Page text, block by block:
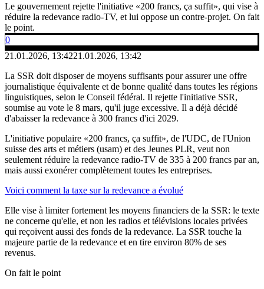
Le gouvernement rejette l'initiative «200 francs, ça suffit», qui vise à
réduire la redevance radio-TV, et lui oppose un contre-projet. On fait
le point.
0
21.01.2026, 13:4221.01.2026, 13:42
La SSR doit disposer de moyens suffisants pour assurer une offre
journalistique équivalente et de bonne qualité dans toutes les régions
linguistiques, selon le Conseil fédéral. Il rejette l'initiative SSR,
soumise au vote le 8 mars, qu'il juge excessive. Il a déjà décidé
d'abaisser la redevance à 300 francs d'ici 2029.
L'initiative populaire «200 francs, ça suffit», de l'UDC, de l'Union
suisse des arts et métiers (usam) et des Jeunes PLR, veut non
seulement réduire la redevance radio-TV de 335 à 200 francs par an,
mais aussi exonérer complètement toutes les entreprises.
Voici comment la taxe sur la redevance a évolué
Elle vise à limiter fortement les moyens financiers de la SSR: le texte
ne concerne qu'elle, et non les radios et télévisions locales privées
qui reçoivent aussi des fonds de la redevance. La SSR touche la
majeure partie de la redevance et en tire environ 80% de ses
revenus.
On fait le point